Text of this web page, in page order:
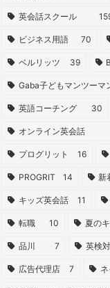
英会話スクール
ビジネス用語 70
ベルリッツ 39
Gaba子どもマンツーマ
英語コーチング 30
オンライン英会話
プログリット 16
PROGRIT 14 新
キッズ英会話 11
転職 10 夏の
品川 7 英検
広告代理店 7